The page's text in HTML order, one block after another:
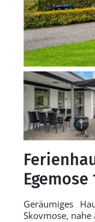
Egemose
Geräumiges
Skovmose, nahe